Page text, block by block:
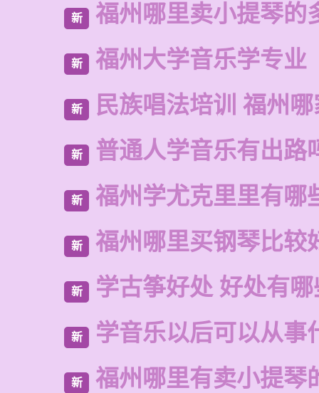
新 福州哪里卖小提琴的
新 福州大学音乐学专业
新 民族唱法培训 福州
新 普通人学音乐有出路
新 福州学尤克里里有哪
新 福州哪里买钢琴比较
新 学古筝好处 好处有哪
新 学音乐以后可以从事
新 福州哪里有卖小提琴